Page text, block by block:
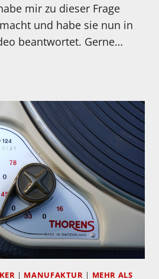
mir zu dieser Frage
und habe sie nun in
beantwortet. Gerne…
| MANUFAKTUR | MEHR ALS